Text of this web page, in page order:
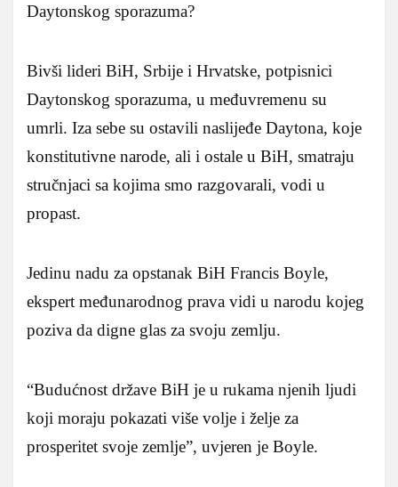
Daytonskog sporazuma?
Bivši lideri BiH, Srbije i Hrvatske, potpisnici
Daytonskog sporazuma, u međuvremenu su
umrli. Iza sebe su ostavili naslijeđe Daytona, koje
konstitutivne narode, ali i ostale u BiH, smatraju
stručnjaci sa kojima smo razgovarali, vodi u
propast.
Jedinu nadu za opstanak BiH Francis Boyle,
ekspert međunarodnog prava vidi u narodu kojeg
poziva da digne glas za svoju zemlju.
“Budućnost države BiH je u rukama njenih ljudi
koji moraju pokazati više volje i želje za
prosperitet svoje zemlje”, uvjeren je Boyle.